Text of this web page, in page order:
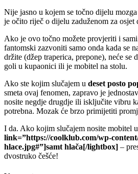
Nije jasno u kojem se točno dijelu
je očito riječ o dijelu zaduženom za osjet
Ako je ovo točno možete provjeriti i
fantomski zazvoniti samo onda kada se
držite (džep traperica, prepone), neće se
goli u kupaonici ili je mobitel na stolu.
Ako ste kojim slučajem u deset posto
smeta ovaj fenomen, zapravo je
nosite negdje drugdje ili isključite vibru
potrebna. Mozak će brzo primijetiti
I da. Ako kojim slučajem nosite mobitel
link=”https://coolklub.com/wp-
hlace.jpg#”]samt hlača[/lightbox] –
dvostruko češće!